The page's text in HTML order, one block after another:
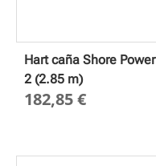
Hart caña Shore Power
2 (2.85 m)
182,85€